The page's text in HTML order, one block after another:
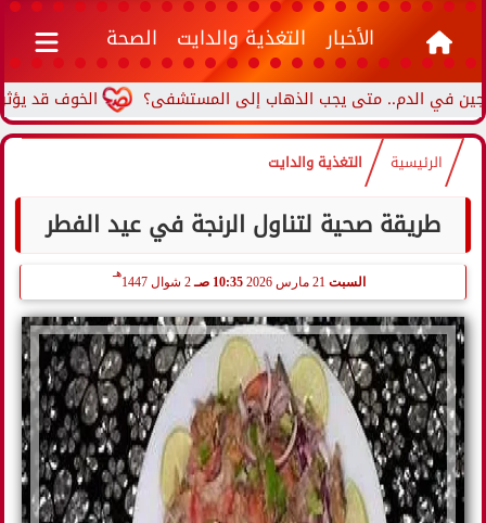
الأخبار التغذية والدايت الصحة
الخوف قد يؤثر
الرئيسية التغذية والدايت
طريقة صحية لتناول الرنجة في عيد الفطر
السبت 10:35 صـ 2 شوال 1447
هـ